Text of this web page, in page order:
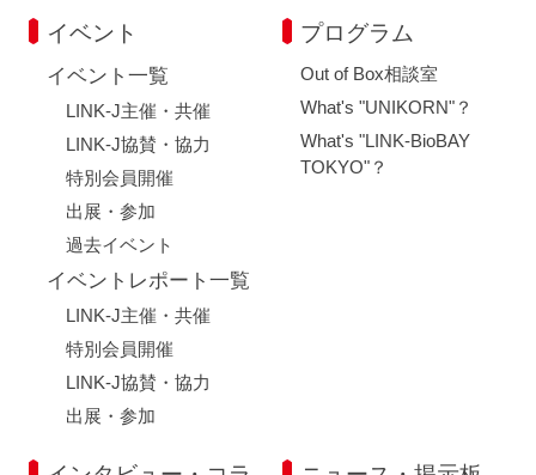
イベント
イベント一覧
LINK-J主催・共催
LINK-J協賛・協力
特別会員開催
出展・参加
過去イベント
イベントレポート一覧
LINK-J主催・共催
特別会員開催
LINK-J協賛・協力
出展・参加
プログラム
Out of Box相談室
What's "UNIKORN"？
What's "LINK-BioBAY
TOKYO"？